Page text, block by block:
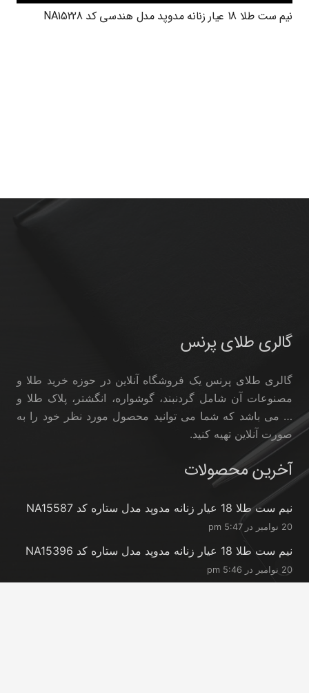
نیم ست طلا 18 عیار زنانه مدوپد مدل هندسی کد NA15228
گالری طلای پرنس
گالری طلای پرنس یک فروشگاه آنلاین در حوزه خرید طلا و
مصنوعات آن شامل گردنبند، گوشواره، انگشتر، پلاک طلا و
… می باشد که شما می توانید محصول مورد نظر خود را به
صورت آنلاین تهیه کنید.
آخرین محصولات
نیم ست طلا 18 عیار زنانه مدوپد مدل ستاره کد NA15587
20 نوامبر در 5:47 pm
نیم ست طلا 18 عیار زنانه مدوپد مدل ستاره کد NA15396
20 نوامبر در 5:46 pm